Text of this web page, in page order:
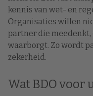
kennis van wet- en
Organisaties willen
partner die
waarborgt. Zo wordt
zekerheid.
Wat BDO voor